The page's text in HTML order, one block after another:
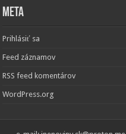
Meta
Prihlásiť sa
Feed záznamov
RSS feed komentárov
WordPress.org